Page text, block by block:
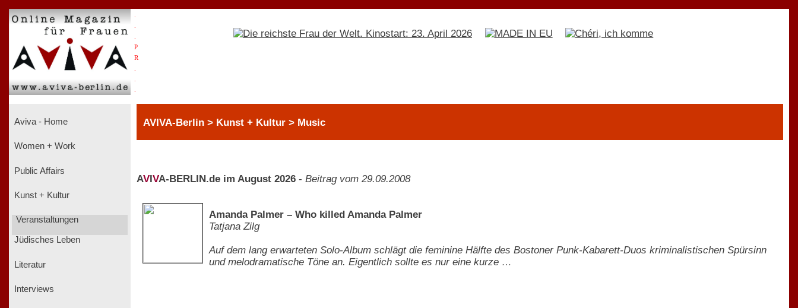
P
R
Aviva - Home
Women + Work
Public Affairs
Kunst + Kultur
Veranstaltungen
Jüdisches Leben
Literatur
Interviews
AVIVA-Berlin > Kunst + Kultur > Music
AV VA-BERLIN.de im August 2026 - Beitrag vom 29.09.2008
Amanda Palmer – Who killed Amanda Palmer
Tatjana Zilg
Auf dem lang erwarteten Solo-Album schlägt die feminine Hälfte des Bostoner Punk-Kabarett-Duos kriminalistischen Spürsinn
und melodramatische Töne an. Eigentlich sollte es nur eine kurze …